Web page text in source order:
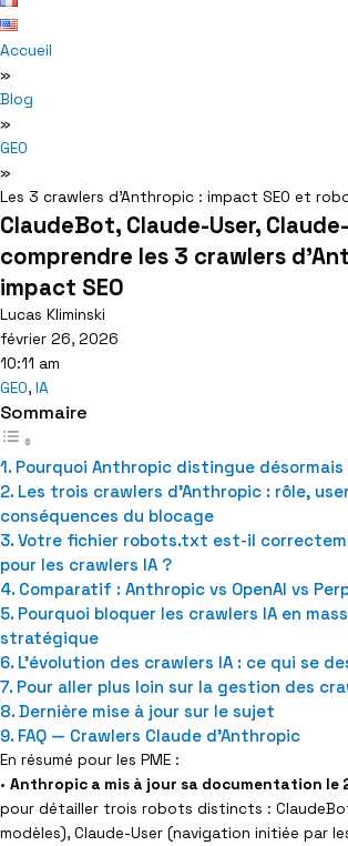
Accueil
»
Blog
»
GEO
»
Les 3 crawlers d’Anthropic : impact SEO et
ClaudeBot, Claude-User,
comprendre les 3 crawlers
impact SEO
Lucas Kliminski
février 26, 2026
10:11 am
GEO, IA
Sommaire
Pourquoi Anthropic distingue
Les trois crawlers d’Anthropic : rôle,
conséquences du blocage
Votre fichier robots.txt est-il
pour les crawlers IA ?
Comparatif : Anthropic vs OpenAI vs
Pourquoi bloquer les crawlers IA en
stratégique
L’évolution des crawlers IA : ce qui se
Pour aller plus loin sur la gestion des
Dernière mise à jour sur le sujet
FAQ — Crawlers Claude d’Anthropic
En résumé pour les PME :
• Anthropic a mis à jour sa documentation le
pour détailler trois robots distincts :
modèles), Claude-User (navigation initiée par